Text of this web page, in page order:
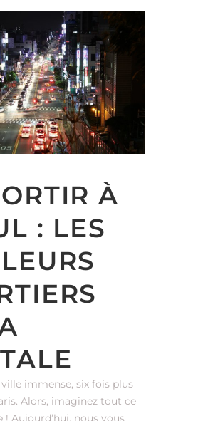
À
: LES
immense, six fois plus
Alors, imaginez tout ce
! Aujourd’hui, nous vous